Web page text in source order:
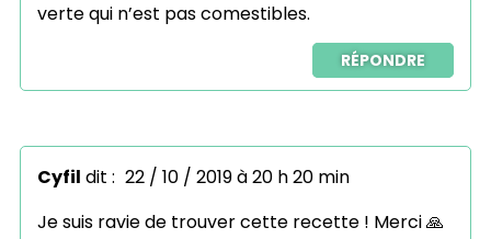
verte qui n’est pas comestibles.
RÉPONDRE
Cyfil dit : 22 / 10 / 2019 à 20 h 20 min
Je suis ravie de trouver cette recette ! Merci 🙏